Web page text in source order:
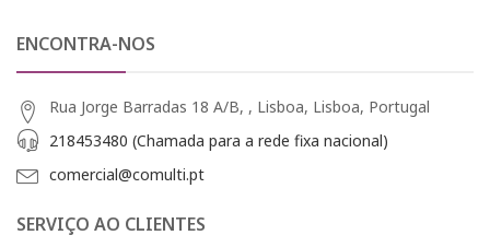
ENCONTRA-NOS
Rua Jorge Barradas 18 A/B, , Lisboa, Lisboa, Portugal
218453480 (Chamada para a rede fixa nacional)
comercial@comulti.pt
SERVIÇO AO CLIENTES